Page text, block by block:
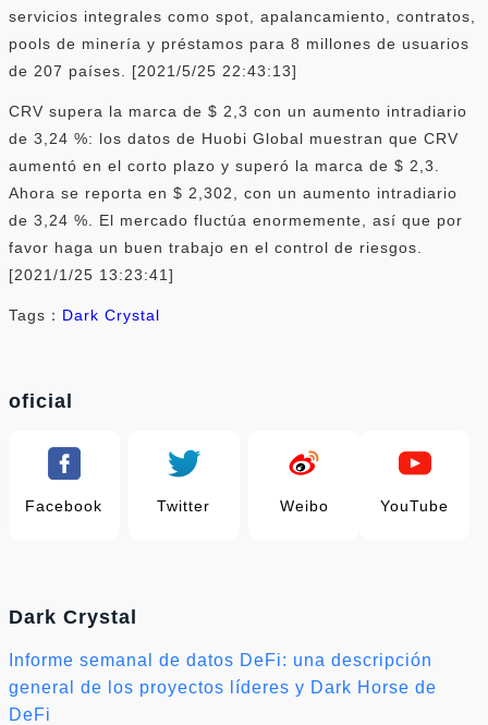
servicios integrales como spot, apalancamiento, contratos,
pools de minería y préstamos para 8 millones de usuarios
de 207 países. [2021/5/25 22:43:13]
CRV supera la marca de $ 2,3 con un aumento intradiario
de 3,24 %: los datos de Huobi Global muestran que CRV
aumentó en el corto plazo y superó la marca de $ 2,3.
Ahora se reporta en $ 2,302, con un aumento intradiario
de 3,24 %. El mercado fluctúa enormemente, así que por
favor haga un buen trabajo en el control de riesgos.
[2021/1/25 13:23:41]
Tags： Dark Crystal
oficial
Facebook Twitter Weibo YouTube
Dark Crystal
Informe semanal de datos DeFi: una descripción
general de los proyectos líderes y Dark Horse de
DeFi